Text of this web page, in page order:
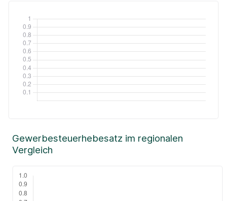
Gewerbesteuerhebesatz im regionalen
Vergleich